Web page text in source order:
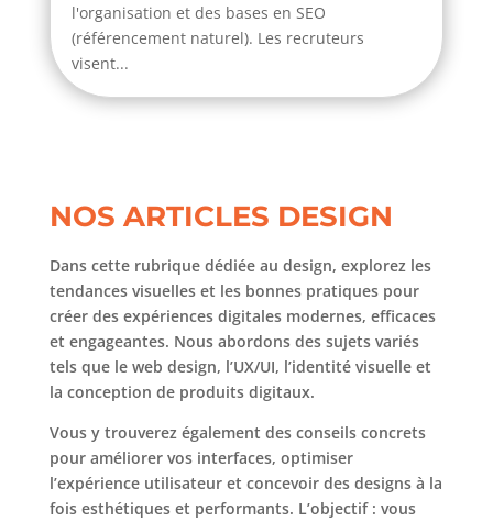
l'organisation et des bases en SEO
(référencement naturel). Les recruteurs
visent...
NOS ARTICLES DESIGN
Dans cette rubrique dédiée au design, explorez les
tendances visuelles et les bonnes pratiques pour
créer des expériences digitales modernes, efficaces
et engageantes. Nous abordons des sujets variés
tels que le web design, l’UX/UI, l’identité visuelle et
la conception de produits digitaux.
Vous y trouverez également des conseils concrets
pour améliorer vos interfaces, optimiser
l’expérience utilisateur et concevoir des designs à la
fois esthétiques et performants. L’objectif : vous